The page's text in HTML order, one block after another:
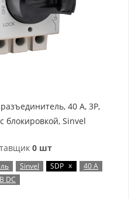
40 А, 3Р,
блокировкой, Sinvel
0 шт
Sinvel SDP x
40 А
DC